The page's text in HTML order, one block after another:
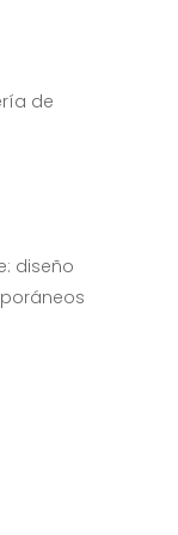
de
diseño